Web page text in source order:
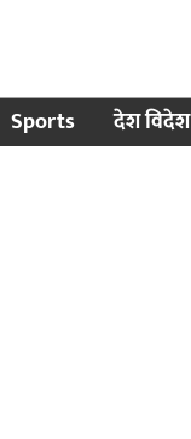
Sports देश विदेश